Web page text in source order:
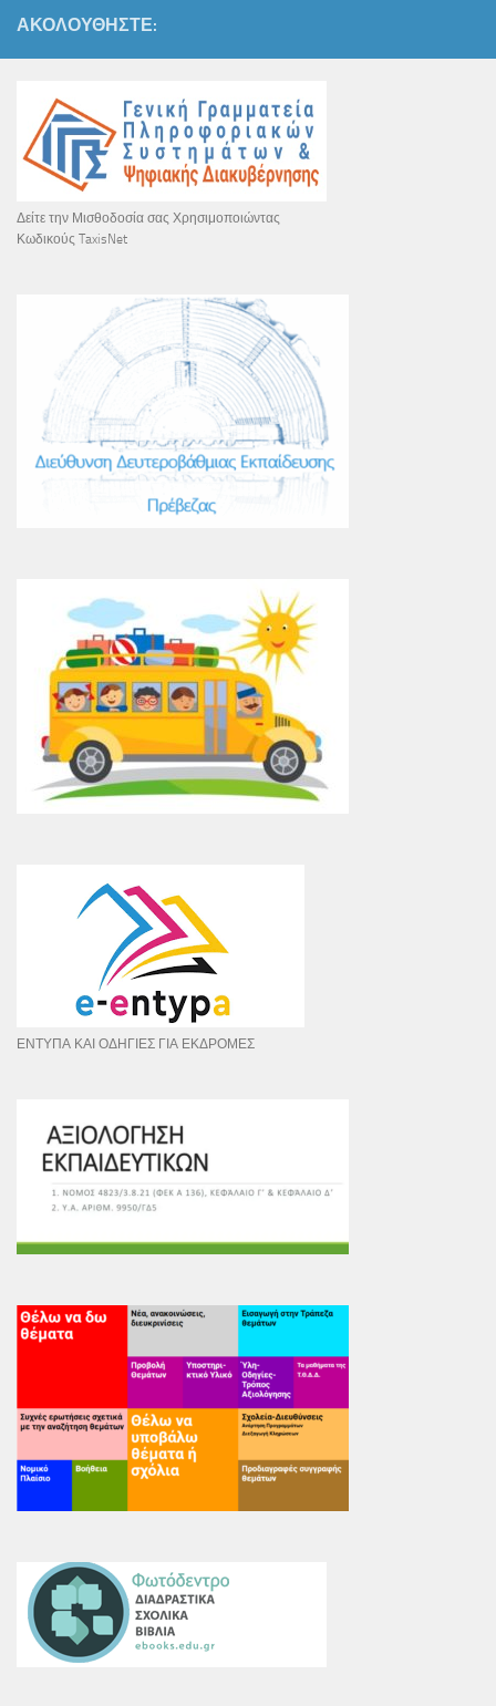
ΑΚΟΛΟΥΘΉΣΤΕ:
Δείτε την Μισθοδοσία σας Χρησιμοποιώντας
Κωδικούς TaxisNet
ΕΝΤΥΠΑ ΚΑΙ ΟΔΗΓΙΕΣ ΓΙΑ ΕΚΔΡΟΜΕΣ